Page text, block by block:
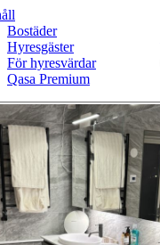
Bostäder
Hyresgäster
För hyresvärdar
Qasa Premium